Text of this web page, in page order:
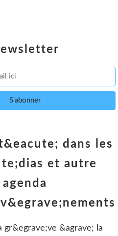
dans les
et autre
agenda
gr&egrave;ve &agrave; la